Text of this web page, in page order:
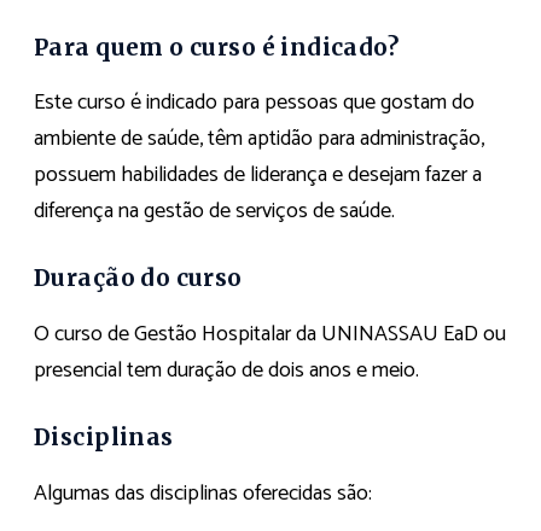
Para quem o curso é indicado?
Este curso é indicado para pessoas que gostam do
ambiente de saúde, têm aptidão para administração,
possuem habilidades de liderança e desejam fazer a
diferença na gestão de serviços de saúde.
Duração do curso
O curso de Gestão Hospitalar da UNINASSAU EaD ou
presencial tem duração de dois anos e meio.
Disciplinas
Algumas das disciplinas oferecidas são: